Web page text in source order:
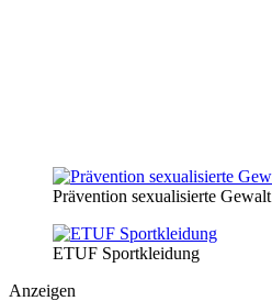
Prävention sexualisierte Gewalt
ETUF Sportkleidung
Anzeigen